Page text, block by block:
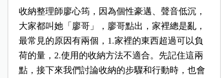
收納整理師廖心筠，因為個性豪邁、聲音低沉，
大家都叫她「廖哥」，廖哥點出，家裡總是亂，
最常見的原因有兩個，1.家裡的東西超過可以負
荷的量，2.使用的收納方法不適合。先記住這兩
點，接下來我們討論收納的步驟和行動時，也會